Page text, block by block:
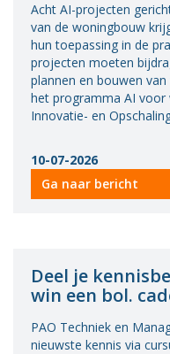
Acht AI-projecten
van de woningbouw
hun toepassing in de
projecten moeten
plannen en bouwen
het programma AI
Innovatie- en
10-07-2026
Ga naar bericht
Deel je
win een bol.
PAO Techniek en
nieuwste kennis via